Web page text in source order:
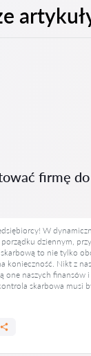
firmę
W
dziennym,
to nie tylko
konieczność. Nikt z
one naszych finansów
skarbowa musi